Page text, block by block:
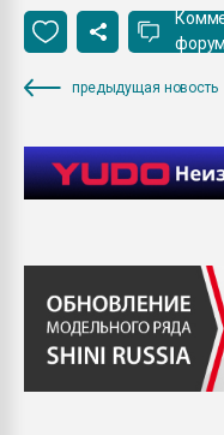
предыдущая новость